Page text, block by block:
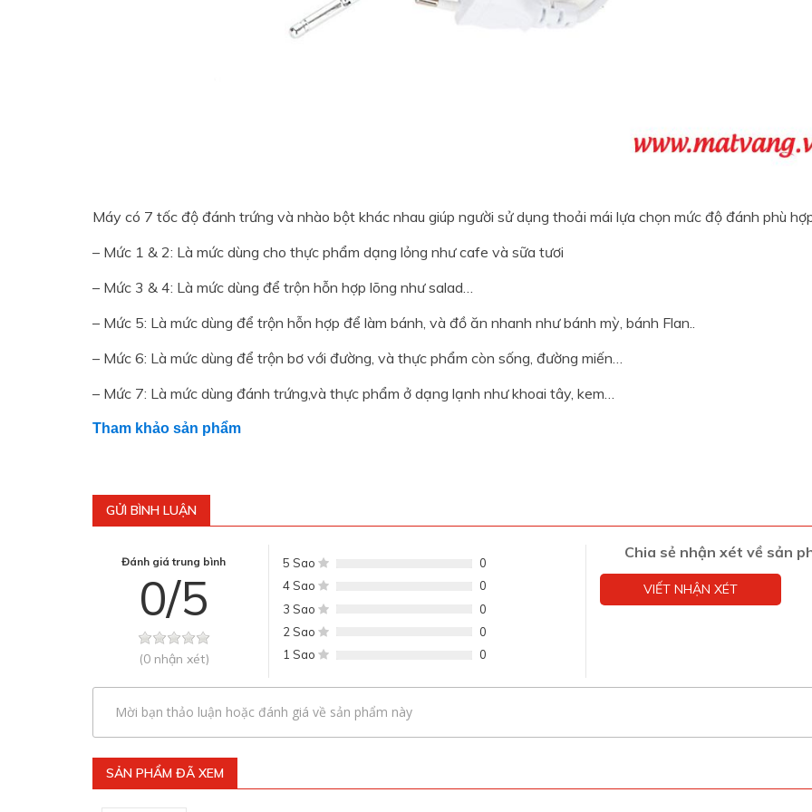
Máy có 7 tốc độ đánh trứng và nhào bột khác nhau giúp người sử dụng thoải mái lựa chọn mức độ đánh phù
– Mức 1 & 2: Là mức dùng cho thực phẩm dạng lỏng như cafe và sữa tươi
– Mức 3 & 4: Là mức dùng để trộn hỗn hợp lõng như salad…
– Mức 5: Là mức dùng để trộn hỗn hợp để làm bánh, và đồ ăn nhanh như bánh mỳ, bánh Flan..
– Mức 6: Là mức dùng để trộn bơ với đường, và thực phẩm còn sống, đường miến…
– Mức 7: Là mức dùng đánh trứng,và thực phẩm ở dạng lạnh như khoai tây, kem…
Tham khảo sản phẩm
GỬI BÌNH LUẬN
Đánh giá trung bình
0/5
(0 nhận xét)
5 Sao
0
4 Sao
0
3 Sao
0
2 Sao
0
1 Sao
0
Chia sẻ nhận xét về sản
VIẾT NHẬN XÉT
Mời bạn thảo luận hoặc đánh giá về sản phẩm này
SẢN PHẨM ĐÃ XEM